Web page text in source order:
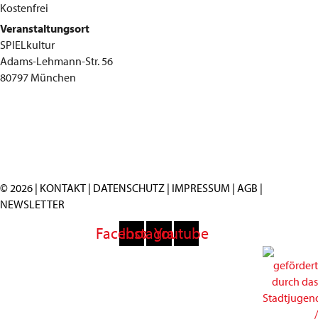
Kostenfrei
Veranstaltungsort
SPIELkultur
Adams-Lehmann-Str. 56
80797 München
© 2026 | KONTAKT | DATENSCHUTZ | IMPRESSUM | AGB |
NEWSLETTER
Facebook
Instagram
Youtube